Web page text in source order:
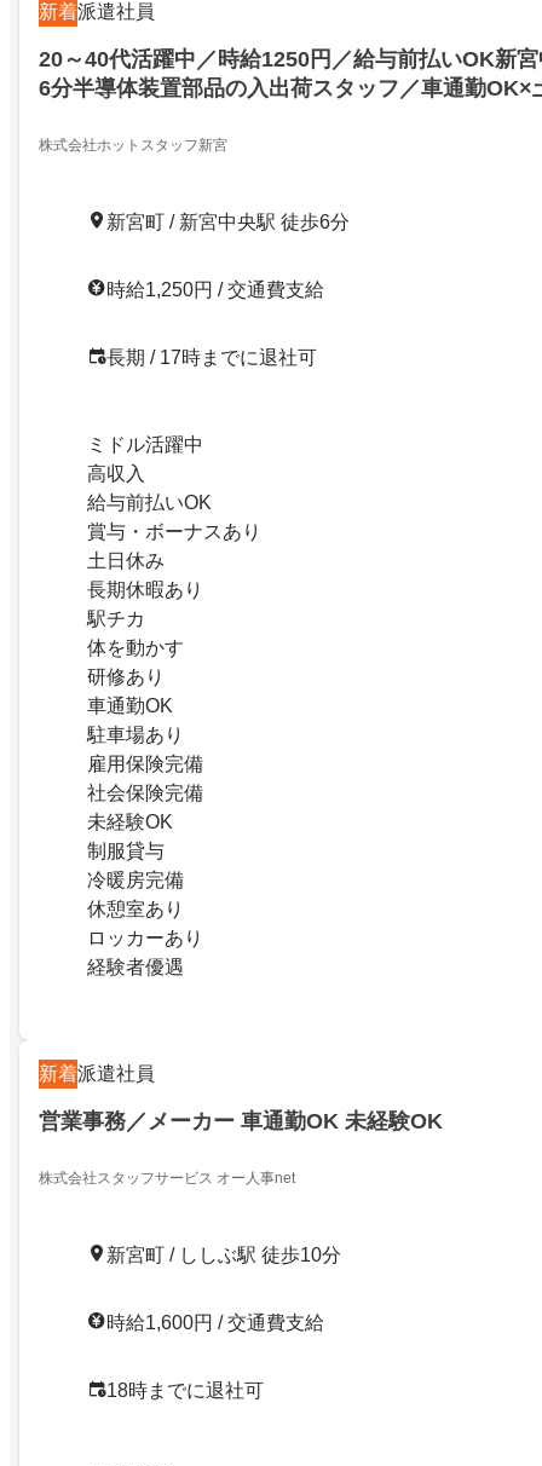
新着派遣社員
20～40代活躍中／時給1250円／給与前払いOK新
6分半導体装置部品の入出荷スタッフ／車通勤OK×
株式会社ホットスタッフ新宮
新宮町 / 新宮中央駅 徒歩6分
時給1,250円 / 交通費支給
長期 / 17時までに退社可
ミドル活躍中
高収入
給与前払いOK
賞与・ボーナスあり
土日休み
長期休暇あり
駅チカ
体を動かす
研修あり
車通勤OK
駐車場あり
雇用保険完備
社会保険完備
未経験OK
制服貸与
冷暖房完備
休憩室あり
ロッカーあり
経験者優遇
新着派遣社員
営業事務／メーカー 車通勤OK 未経験OK
株式会社スタッフサービス オー人事net
新宮町 / ししぶ駅 徒歩10分
時給1,600円 / 交通費支給
18時までに退社可